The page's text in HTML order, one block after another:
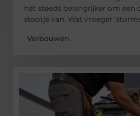
het steeds belangrijker om een
stootje kan. Wat vroeger
Verbouwen